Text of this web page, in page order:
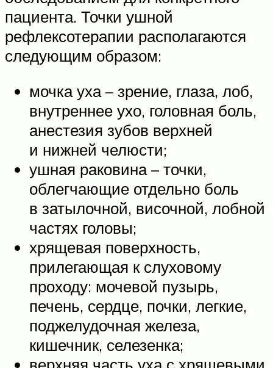
пациента. Точки ушной
рефлексотерапии располагаются
следующим образом:
мочка уха – зрение, глаза, лоб,
внутреннее ухо, головная боль,
анестезия зубов верхней
и нижней челюсти;
ушная раковина – точки,
облегчающие отдельно боль
в затылочной, височной, лобной
частях головы;
хрящевая поверхность,
прилегающая к слуховому
проходу: мочевой пузырь,
печень, сердце, почки, легкие,
поджелудочная железа,
кишечник, селезенка;
верхняя часть уха с хрящевыми